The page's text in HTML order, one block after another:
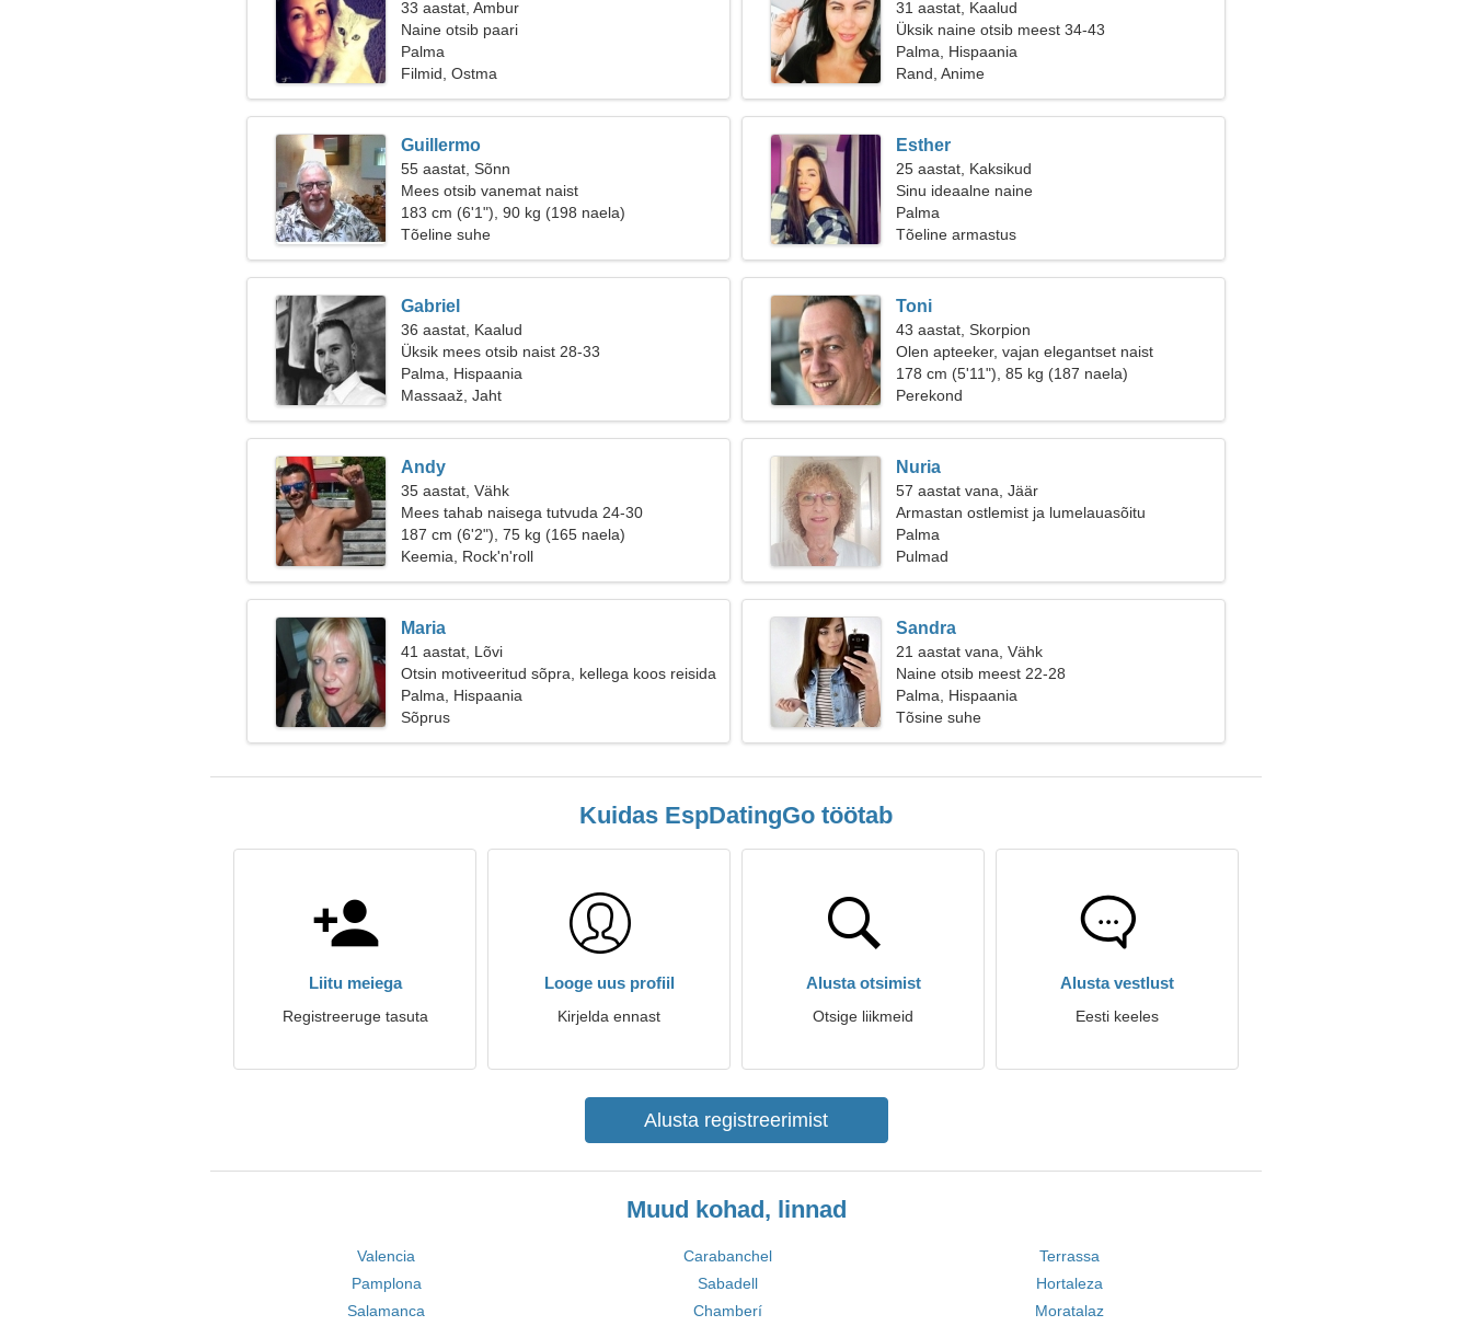
33 aastat, Ambur
Naine otsib paari
Palma
Filmid, Ostma
31 aastat, Kaalud
Üksik naine otsib meest 34-43
Palma, Hispaania
Rand, Anime
Guillermo
55 aastat, Sõnn
Mees otsib vanemat naist
183 cm (6'1"), 90 kg (198 naela)
Tõeline suhe
Esther
25 aastat, Kaksikud
Sinu ideaalne naine
Palma
Tõeline armastus
Gabriel
36 aastat, Kaalud
Üksik mees otsib naist 28-33
Palma, Hispaania
Massaaž, Jaht
Toni
43 aastat, Skorpion
Olen apteeker, vajan elegantset naist
178 cm (5'11"), 85 kg (187 naela)
Perekond
Andy
35 aastat, Vähk
Mees tahab naisega tutvuda 24-30
187 cm (6'2"), 75 kg (165 naela)
Keemia, Rock'n'roll
Nuria
57 aastat vana, Jäär
Armastan ostlemist ja lumelauasõitu
Palma
Pulmad
Maria
41 aastat, Lõvi
Otsin motiveeritud sõpra, kellega koos reisida
Palma, Hispaania
Sõprus
Sandra
21 aastat vana, Vähk
Naine otsib meest 22-28
Palma, Hispaania
Tõsine suhe
Kuidas EspDatingGo töötab
Liitu meiega
Registreeruge tasuta
Looge uus profiil
Kirjelda ennast
Alusta otsimist
Otsige liikmeid
Alusta vestlust
Eesti keeles
Alusta registreerimist
Muud kohad, linnad
Valencia Carabanchel
Terrassa
Pamplona
Sabadell
Hortaleza
Salamanca
Chamberí Moratalaz